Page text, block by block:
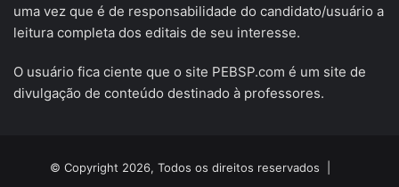
uma vez que é de responsabilidade do candidato/usuário a
leitura completa dos editais de seu interesse.
O usuário fica ciente que o site PEBSP.com é um site de
divulgação de conteúdo destinado à professores.
© Copyright 2026, Todos os direitos reservados |